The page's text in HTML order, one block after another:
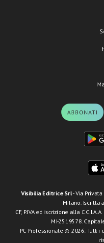
ABBONATI
Visibilia Editrice Srl- Via
Milano. Iscritta
CF, P.IVA ed iscrizione alla
MI-2519578.
PC Professionale © 2026. Tutti